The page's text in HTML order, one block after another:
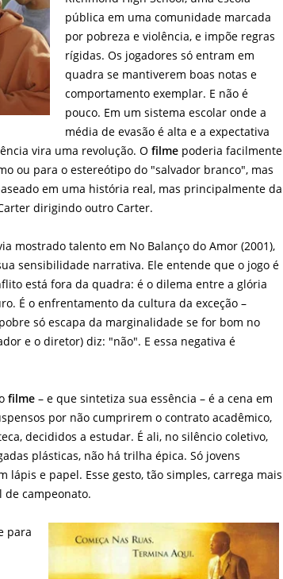
pública em uma comunidade marcada
por pobreza e violência, e impõe regras
rígidas. Os jogadores só entram em
quadra se mantiverem boas notas e
comportamento exemplar. E não é
pouco. Em um sistema escolar onde a
média de evasão é alta e a expectativa
vira uma revolução. Ofilme poderia facilmente
ou para o estereótipo do "salvador branco", mas
em uma história real, mas principalmente da
dirigindo outro Carter.
mostrado talento em No Balanço do Amor (2001),
sensibilidade narrativa. Ele entende que o jogo é
está fora da quadra: é o dilema entre a glória
É o enfrentamento da cultura da exceção –
só escapa da marginalidade se for bom no
e o diretor) diz: "não". E essa negativa é
filme – e que sintetiza sua essência – é a cena em
por não cumprirem o contrato acadêmico,
decididos a estudar. É ali, no silêncio coletivo,
plásticas, não há trilha épica. Só jovens
e papel. Esse gesto, tão simples, carrega mais
campeonato.
para